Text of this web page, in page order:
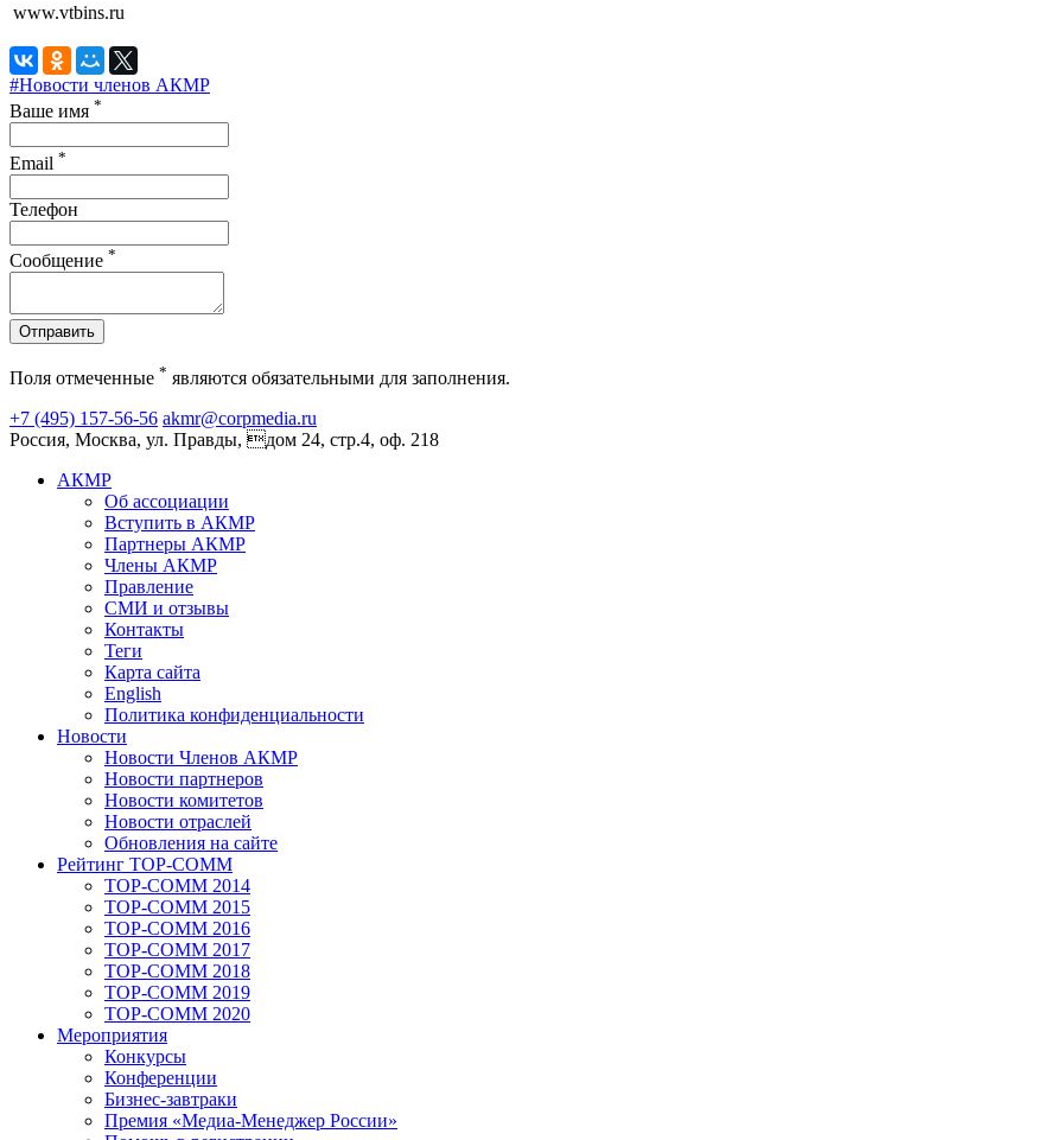
www.vtbins.ru
#Новости членов АКМР
Ваше имя *
Email *
Телефон
Сообщение *
Отправить
Поля отмеченные * являются обязательными для заполнения.
+7 (495) 157-56-56 akmr@corpmedia.ru
Россия, Москва, ул. Правды, дом 24, стр.4, оф. 218
АКМР
Об ассоциации
Вступить в АКМР
Партнеры АКМР
Члены АКМР
Правление
СМИ и отзывы
Контакты
Теги
Карта сайта
English
Политика конфиденциальности
Новости
Новости Членов АКМР
Новости партнеров
Новости комитетов
Новости отраслей
Обновления на сайте
Рейтинг TOP-COMM
TOP-COMM 2014
TOP-COMM 2015
TOP-COMM 2016
TOP-COMM 2017
TOP-COMM 2018
TOP-COMM 2019
TOP-COMM 2020
Мероприятия
Конкурсы
Конференции
Бизнес-завтраки
Премия «Медиа-Менеджер России»